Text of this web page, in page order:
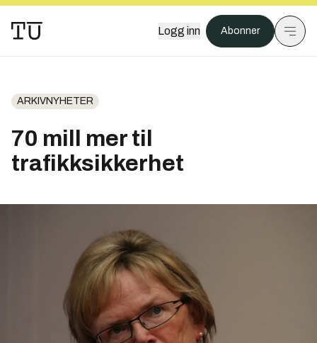
Logg inn Abonner
ARKIVNYHETER
70 mill mer til
trafikksikkerhet